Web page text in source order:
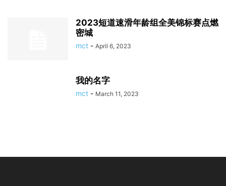
2023短道速滑年龄组全美锦标赛点燃
密城
mct - April 6, 2023
我的名字
mct - March 11, 2023